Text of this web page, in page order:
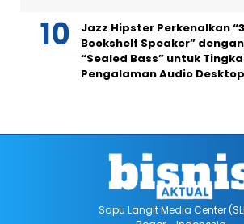
Jazz Hipster Perkenalkan
Bookshelf Speaker”
“Sealed Bass” untuk
Pengalaman Audio Desktop
Sapu Langit Media Center